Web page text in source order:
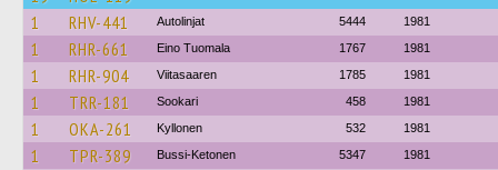
1 RHV-441 Autolinjat 5444 1981
1 RHR-661 Eino Tuomala 1767 1981
1 RHR-904 Viitasaaren 1785 1981
1 TRR-181 Sookari 458 1981
1 OKA-261 Kyllonen 532 1981
1 TPR-389 Bussi-Ketonen 5347 1981